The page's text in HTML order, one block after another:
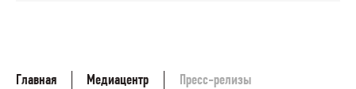
Главная Медиацентр Пресс-релизы